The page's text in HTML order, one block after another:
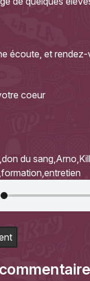
écoute, et
coeur
don du sang Arno
formation entretien